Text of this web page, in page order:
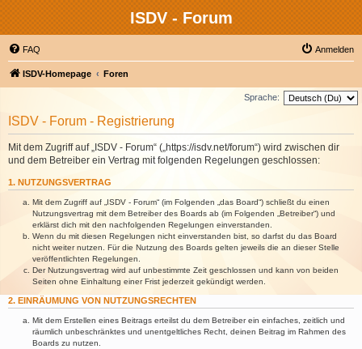
ISDV - Forum
FAQ Anmelden
ISDV-Homepage Foren
Sprache:
ISDV - Forum - Registrierung
Mit dem Zugriff auf „ISDV - Forum“ („https://isdv.net/forum“) wird zwischen dir
und dem Betreiber ein Vertrag mit folgenden Regelungen geschlossen:
1. NUTZUNGSVERTRAG
Mit dem Zugriff auf „ISDV - Forum“ (im Folgenden „das Board“) schließt du einen
Nutzungsvertrag mit dem Betreiber des Boards ab (im Folgenden „Betreiber“) und
erklärst dich mit den nachfolgenden Regelungen einverstanden.
Wenn du mit diesen Regelungen nicht einverstanden bist, so darfst du das Board
nicht weiter nutzen. Für die Nutzung des Boards gelten jeweils die an dieser Stelle
veröffentlichten Regelungen.
Der Nutzungsvertrag wird auf unbestimmte Zeit geschlossen und kann von beiden
Seiten ohne Einhaltung einer Frist jederzeit gekündigt werden.
2. EINRÄUMUNG VON NUTZUNGSRECHTEN
Mit dem Erstellen eines Beitrags erteilst du dem Betreiber ein einfaches, zeitlich und
räumlich unbeschränktes und unentgeltliches Recht, deinen Beitrag im Rahmen des
Boards zu nutzen.